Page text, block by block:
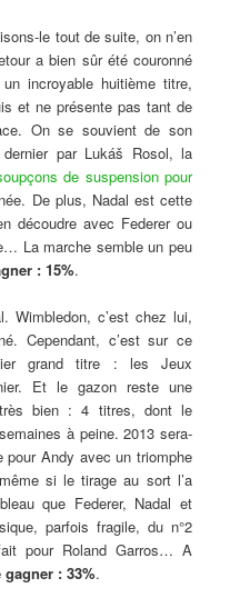
le tout de suite, on n’en
a bien sûr été couronné
incroyable huitième titre,
et ne présente pas tant de
On se souvient de son
par Lukáš Rosol, la
de suspension pour
De plus, Nadal est cette
découdre avec Federer ou
La marche semble un peu
: 15%.
Wimbledon, c’est chez lui,
Cependant, c’est sur ce
grand titre : les Jeux
Et le gazon reste une
très bien : 4 titres, dont le
à peine. 2013 sera-
Andy avec un triomphe
si le tirage au sort l’a
que Federer, Nadal et
parfois fragile, du n°2
pour Roland Garros… A
: 33%.